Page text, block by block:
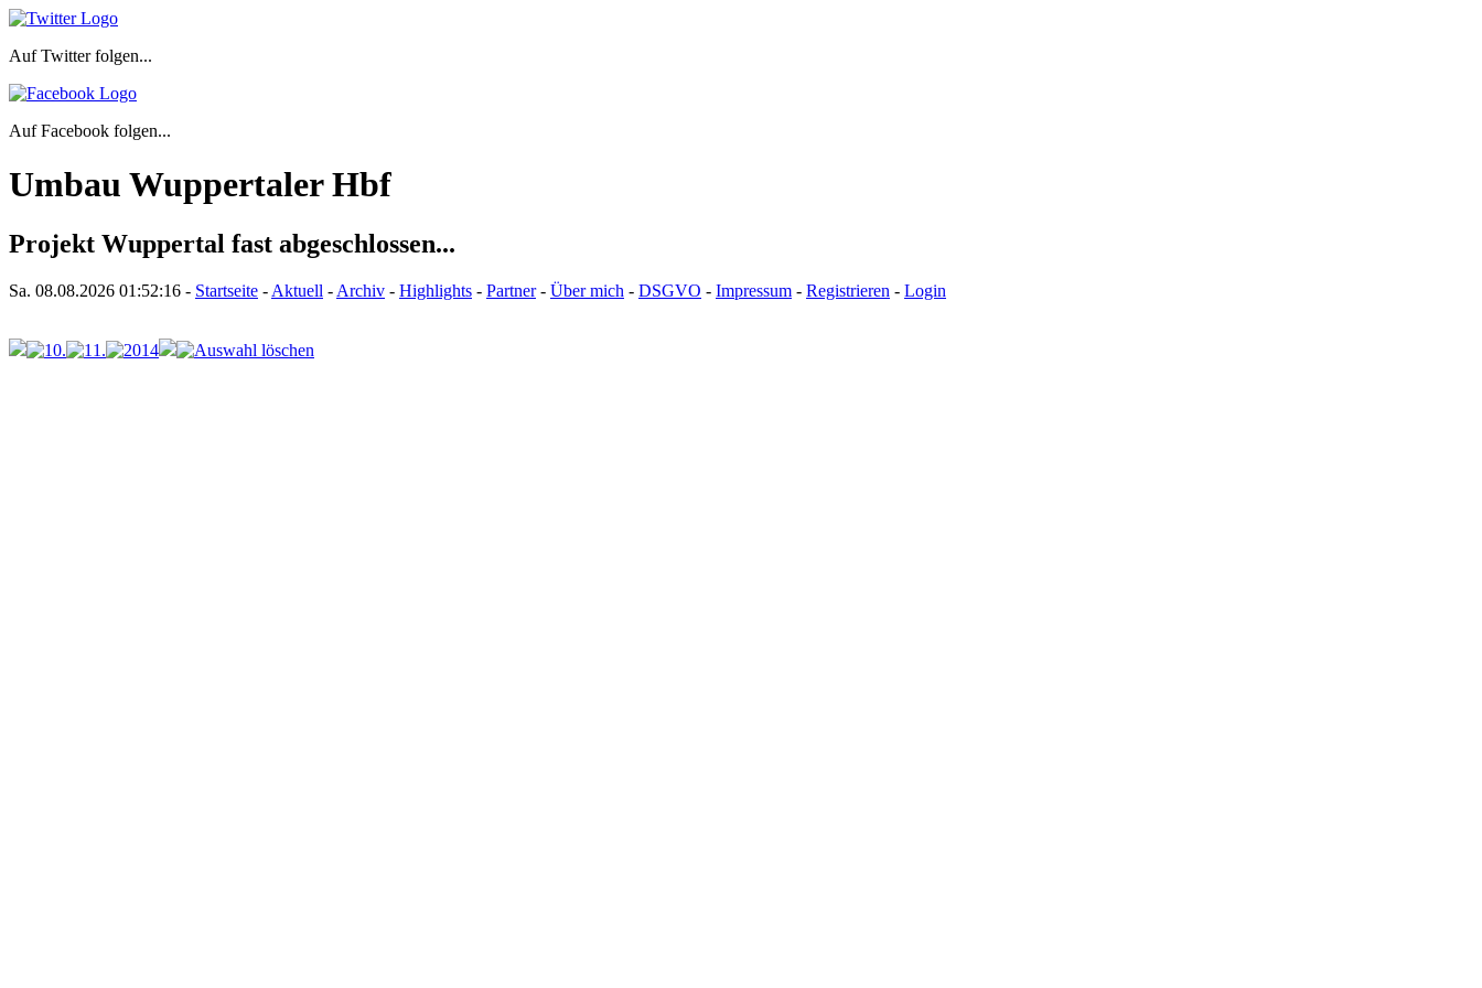
Auf Twitter folgen...
Auf Facebook folgen...
Umbau Wuppertaler Hbf
Projekt Wuppertal fast abgeschlossen...
Sa. 08.08.2026 01:52:16 - Startseite - Aktuell - Archiv - Highlights - Partner- Über mich - DSGVO - Impressum - Registrieren - Login